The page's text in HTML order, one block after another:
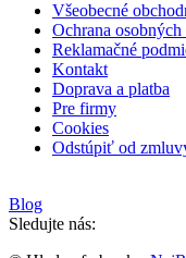
Všeobecné
Ochrana
Reklamačné
Kontakt
Doprava a platba
Pre firmy
Cookies
Odstúpiť od
Blog
Sledujte nás: